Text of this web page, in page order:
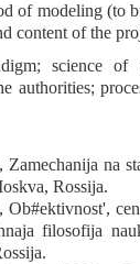
of modeling (to
content of the
science of
authorities;
na
Rossija.
filosofija